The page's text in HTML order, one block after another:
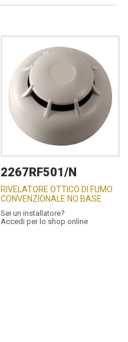
2267RF501/N
RIVELATORE OTTICO DI FUMO
CONVENZIONALE NO BASE
Sei un installatore?
Accedi per lo shop online